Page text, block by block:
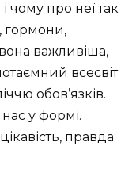
чому про неї так
гормони,
важливіша,
всесвіт
обов’язків.
у формі.
правда